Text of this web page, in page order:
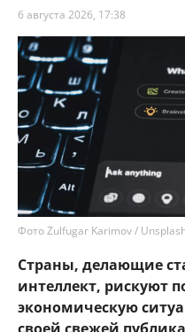
6 августа 2026, 17:38
Фото Zulfugar Karimov /
Страны, делающие
интеллект, рискуют
экономическую